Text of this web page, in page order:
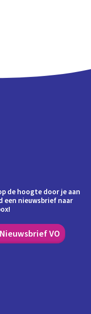
de hoogte door je aan
een nieuwsbrief naar
Nieuwsbrief VO